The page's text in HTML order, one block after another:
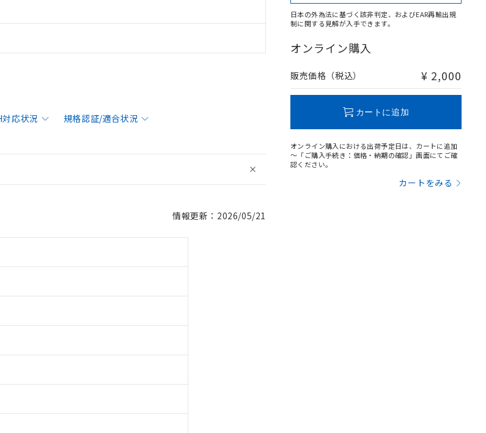
応状況 規格認証/適合状況
情報更新：2026/05/21
日本の外為法に基づく該非判定、およびEAR再輸出規
制に関する見解が入手できます。
オンライン購入
販売価格（税込） ¥ 2,000
カートに追加
オンライン購入における出荷予定日は、カートに追加
～「ご購入手続き：価格・納期の確認」画面にてご確
認ください。
カートをみる